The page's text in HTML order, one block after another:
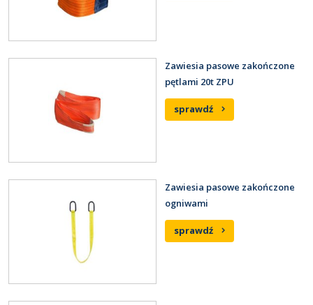
Zawiesia pasowe zakończone
pętlami 20t ZPU
sprawdź
Zawiesia pasowe zakończone
ogniwami
sprawdź